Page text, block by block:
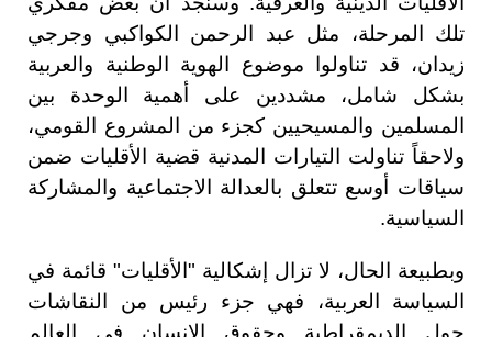
تلك المرحلة، مثل عبد الرحمن الكواكبي وجرجي
زيدان، قد تناولوا موضوع الهوية الوطنية والعربية
بشكل شامل، مشددين على أهمية الوحدة بين
المسلمين والمسيحيين كجزء من المشروع القومي،
ولاحقاً تناولت التيارات المدنية قضية الأقليات ضمن
سياقات أوسع تتعلق بالعدالة الاجتماعية والمشاركة
السياسية.
وبطبيعة الحال، لا تزال إشكالية "الأقليات" قائمة في
السياسة العربية، فهي جزء رئيس من النقاشات
حول الديمقراطية وحقوق الإنسان في العالم